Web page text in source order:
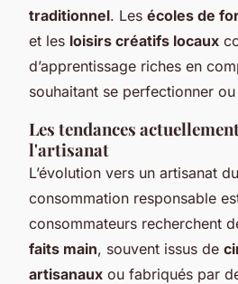
traditionnel. Les écoles de
et les loisirs créatifs locaux
d’apprentissage riches en
souhaitant se perfectionner
Les tendances
l'artisanat
L’évolution vers un artisanat
consommation responsable
consommateurs recherchent
faits main, souvent issus de
artisanaux ou fabriqués par